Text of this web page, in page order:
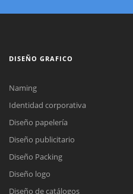
DISEÑO GRAFICO
Naming
Identidad corporativa
Diseño papelería
Diseño publicitario
Diseño Packing
Diseño logo
Diseño de catálogos